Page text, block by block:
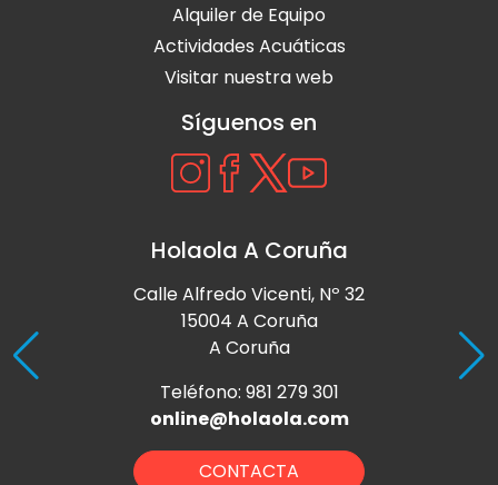
Alquiler de Equipo
Actividades Acuáticas
Visitar nuestra web
Síguenos en
Holaola A Coruña
Calle Alfredo Vicenti, Nº 32
15004 A Coruña
A Coruña
Teléfono: 981 279 301
online@holaola.com
CONTACTA